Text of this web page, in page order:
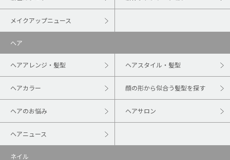
メイクアップニュース
ヘア
ヘアアレンジ・髪型 ヘアスタイル・髪型
ヘアカラー 顔の形から似合う髪型を探す
ヘアのお悩み ヘアサロン
ヘアニュース
ネイル